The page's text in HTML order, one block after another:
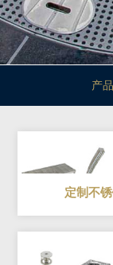
产品
定制不